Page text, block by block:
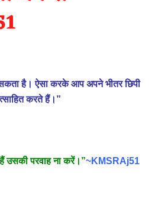
सकता है। ऐसा करके आप अपने भीतर छिपी
करते हैं।”
उसकी परवाह ना करें।”~KMSRAj51